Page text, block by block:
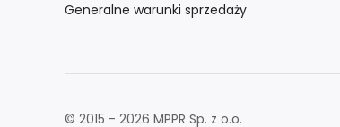
Generalne warunki sprzedaży
© 2015 - 2026 MPPR Sp. z o.o.